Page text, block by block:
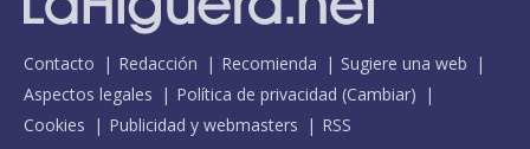
Contacto Redacción Recomienda
Sugiere una web
Aspectos legales
Política de privacidad (Cambiar)
Cookies
Publicidad y webmasters RSS